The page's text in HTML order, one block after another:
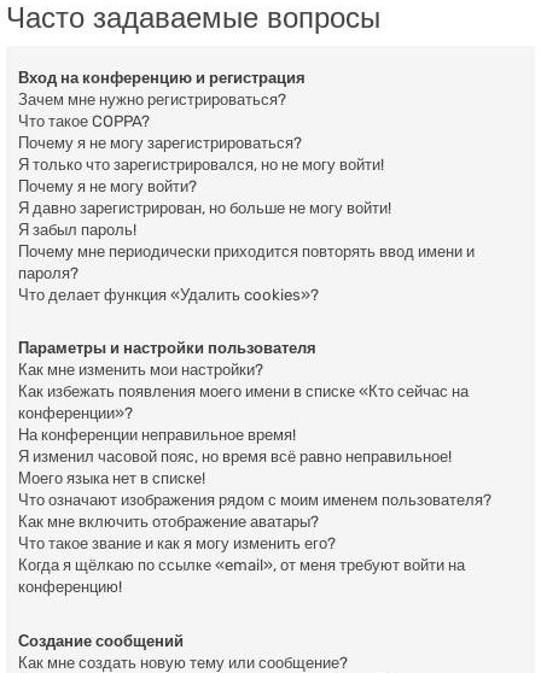
Часто задаваемые вопросы
Вход на конференцию и регистрация
Зачем мне нужно регистрироваться?
Что такое COPPA?
Почему я не могу зарегистрироваться?
Я только что зарегистрировался, но не могу войти!
Почему я не могу войти?
Я давно зарегистрирован, но больше не могу войти!
Я забыл пароль!
Почему мне периодически приходится повторять ввод имени и
пароля?
Что делает функция «Удалить cookies»?
Параметры и настройки пользователя
Как мне изменить мои настройки?
Как избежать появления моего имени в списке «Кто сейчас на
конференции»?
На конференции неправильное время!
Я изменил часовой пояс, но время всё равно неправильное!
Моего языка нет в списке!
Что означают изображения рядом с моим именем пользователя?
Как мне включить отображение аватары?
Что такое звание и как я могу изменить его?
Когда я щёлкаю по ссылке «email», от меня требуют войти на
конференцию!
Создание сообщений
Как мне создать новую тему или сообщение?